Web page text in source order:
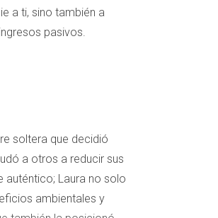
a ti, sino también a
pasivos.
soltera que decidió
a otros a reducir sus
Laura no solo
ambientales y